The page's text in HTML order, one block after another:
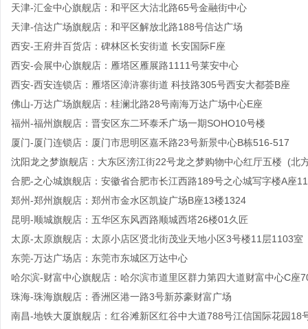
天津-汇金中心旗舰店：和平区大沽北路65号金融街中心
天津-信达广场旗舰店：和平区解放北路188号信达广场
西安-王府井百货店：碑林区长安街道 长安国际F座
西安-会展中心旗舰店：雁塔区雁展路1111号莱安中心
西安-西安连锁店：雁塔区漳浒寨街道 科技路305号西安大都荟B座
佛山-万达广场旗舰店：桂澜北路28号南海万达广场中心E座
福州-福州旗舰店：晋安区东二环泰禾广场一期SOHO10号楼
厦门-厦门连锁店：厦门市思明区嘉禾路23号新景中心B栋516-517
沈阳龙之梦旗舰店：大东区滂江街22号龙之梦购物中心红厅五楼 (北
合肥-之心城旗舰店：安徽省合肥市长江西路189号之心城写字楼A座
郑州-郑州旗舰店：郑州市金水区凯旋广场B座13楼1324
昆明-顺城旗舰店：五华区东风西路顺城西塔26楼01久匠
太原-太原旗舰店：太原小店区贤北街茂业天地小区3号楼11层1103室
东莞-万达广场店：东莞市东城区万达中心
哈尔滨-财富中心旗舰店：哈尔滨市道里区群力第四大道财富中心C座
珠海-珠海旗舰店：香洲区港一路3号新苏豪财富广场
南昌-地铁大厦旗舰店：红谷滩新区红谷中大道788号江信国际花园18